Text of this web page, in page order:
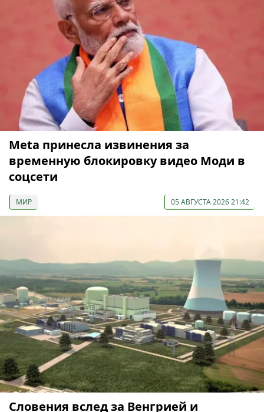
Meta принесла извинения за
временную блокировку видео Моди в
соцсети
МИР 05 АВГУСТА 2026 21:42
Словения вслед за Венгрией и